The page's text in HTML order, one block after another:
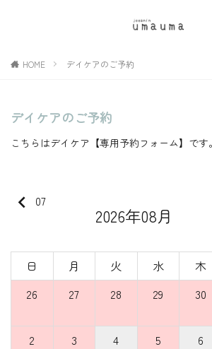
HOME デイケアのご予約
デイケアのご予約
こちらはデイケア【専用予約フォーム】です。
keyboard_arrow_left 07
2026年08月
日 月 火 水 木
26
27 28 29 30
2 3 4 5 6